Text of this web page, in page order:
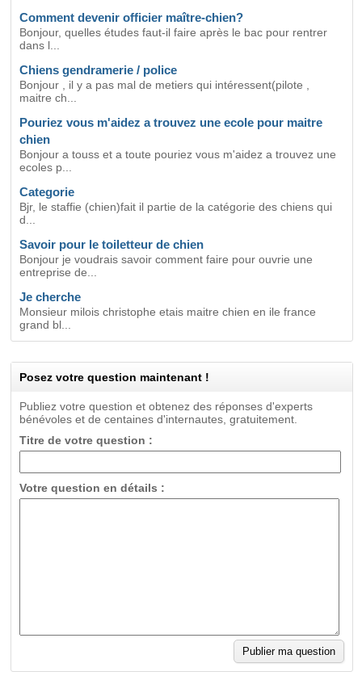
Comment devenir officier maître-chien?
Bonjour, quelles études faut-il faire après le bac pour rentrer
dans l...
Chiens gendramerie / police
Bonjour , il y a pas mal de metiers qui intéressent(pilote ,
maitre ch...
Pouriez vous m'aidez a trouvez une ecole pour maitre
chien
Bonjour a touss et a toute pouriez vous m'aidez a trouvez une
ecoles p...
Categorie
Bjr, le staffie (chien)fait il partie de la catégorie des chiens qui
d...
Savoir pour le toiletteur de chien
Bonjour je voudrais savoir comment faire pour ouvrie une
entreprise de...
Je cherche
Monsieur milois christophe etais maitre chien en ile france
grand bl...
Posez votre question maintenant !
Publiez votre question et obtenez des réponses d'experts
bénévoles et de centaines d'internautes, gratuitement.
Titre de votre question :
Votre question en détails :